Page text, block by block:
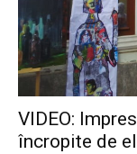
VIDEO:
încropite de